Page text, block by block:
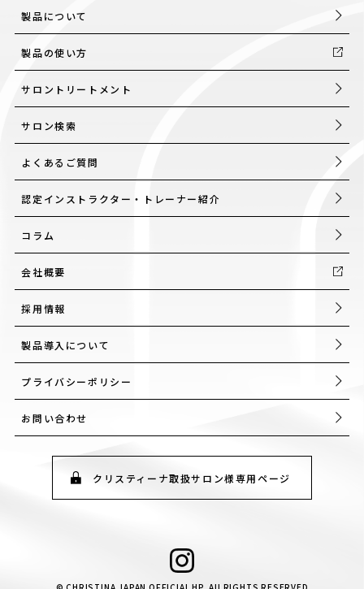
製品について
製品の使い方
サロントリートメント
サロン検索
よくあるご質問
認定インストラクター・トレーナー紹介
コラム
会社概要
採用情報
製品導入について
プライバシーポリシー
お問い合わせ
クリスティーナ取扱サロン様専用ページ